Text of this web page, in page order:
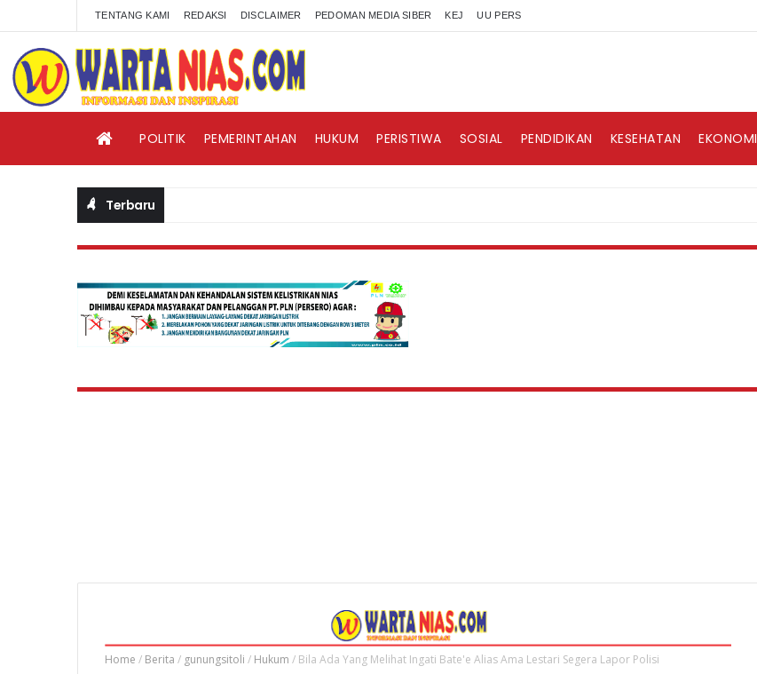
TENTANG KAMI REDAKSI DISCLAIMER PEDOMAN MEDIA SIBER KEJ UU PERS
POLITIK PEMERINTAHAN HUKUM PERISTIWA SOSIAL PENDIDIKAN KESEHATAN EKONOMI
Terbaru
Home / Berita / gunungsitoli / Hukum / Bila Ada Yang Melihat Ingati Bate'e Alias Ama Lestari Segera Lapor Polisi